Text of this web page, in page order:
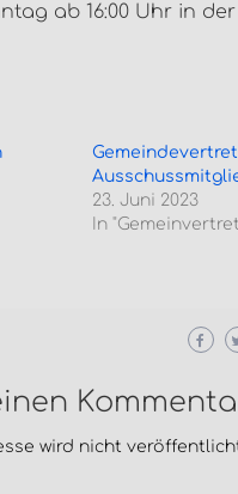
ab 16:00 Uhr in
23. Juni 2023
In
wird nicht